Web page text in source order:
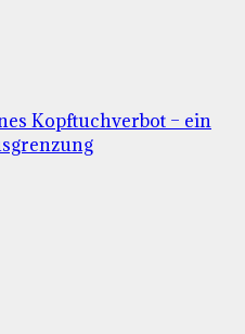
Kopftuchverbot – ein